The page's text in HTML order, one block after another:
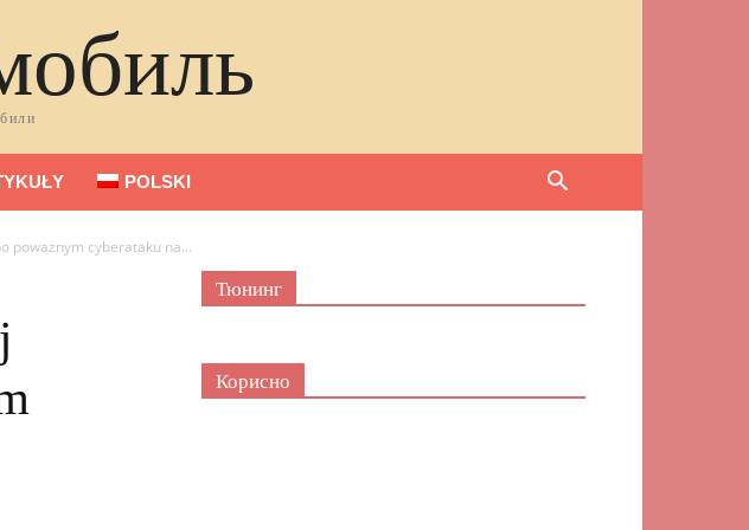
POLSKI
poważnym cyberataku na...
Тюнинг
Корисно